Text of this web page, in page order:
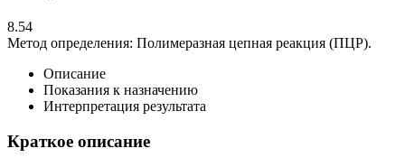
8.54
Метод определения: Полимеразная цепная реакция (ПЦР).
Описание
Показания к назначению
Интерпретация результата
Краткое описание